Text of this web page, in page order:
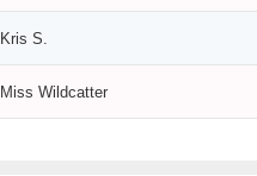
Kris S.
Miss Wildcatter